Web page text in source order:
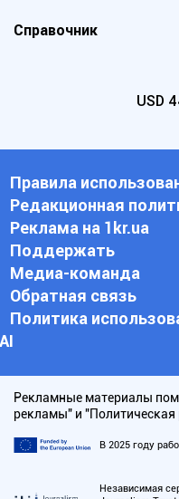
Справочник
USD
Правила
Редакционная
Реклама на 1kr.ua
Поддержать
Медиа-команда
Обратная связь
Политика
АI
Рекламные материалы
рекламы" и "Политическая
В 2025 году
Независимая